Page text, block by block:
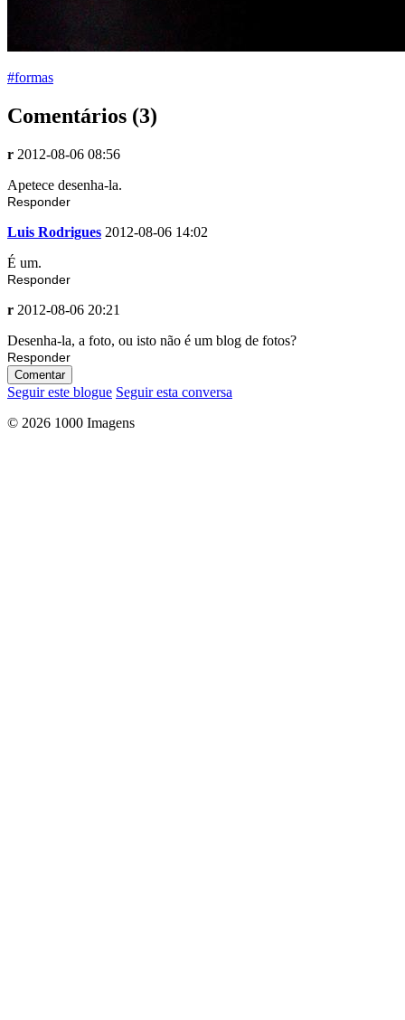
#formas
Comentários (3)
r 2012-08-06 08:56
Apetece desenha-la.
Responder
Luis Rodrigues 2012-08-06 14:02
É um.
Responder
r 2012-08-06 20:21
Desenha-la, a foto, ou isto não é um blog de fotos?
Responder
Comentar
Seguir este blogue Seguir esta conversa
© 2026 1000 Imagens